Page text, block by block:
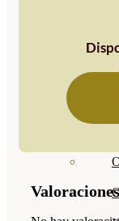
Valoraciones